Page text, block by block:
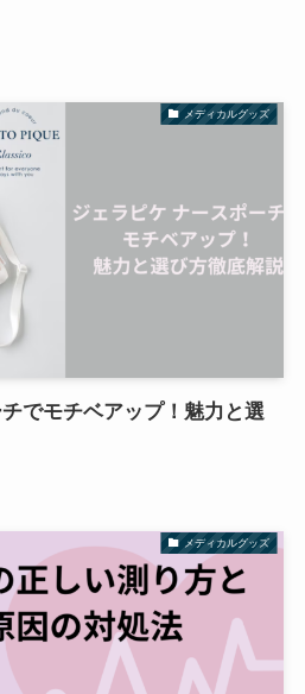
メディカルグッズ
でモチベアップ！魅力と選
メディカルグッズ